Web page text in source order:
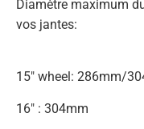
Diamètre maximum
vos jantes:
15" wheel: 286mm/
16" : 304mm